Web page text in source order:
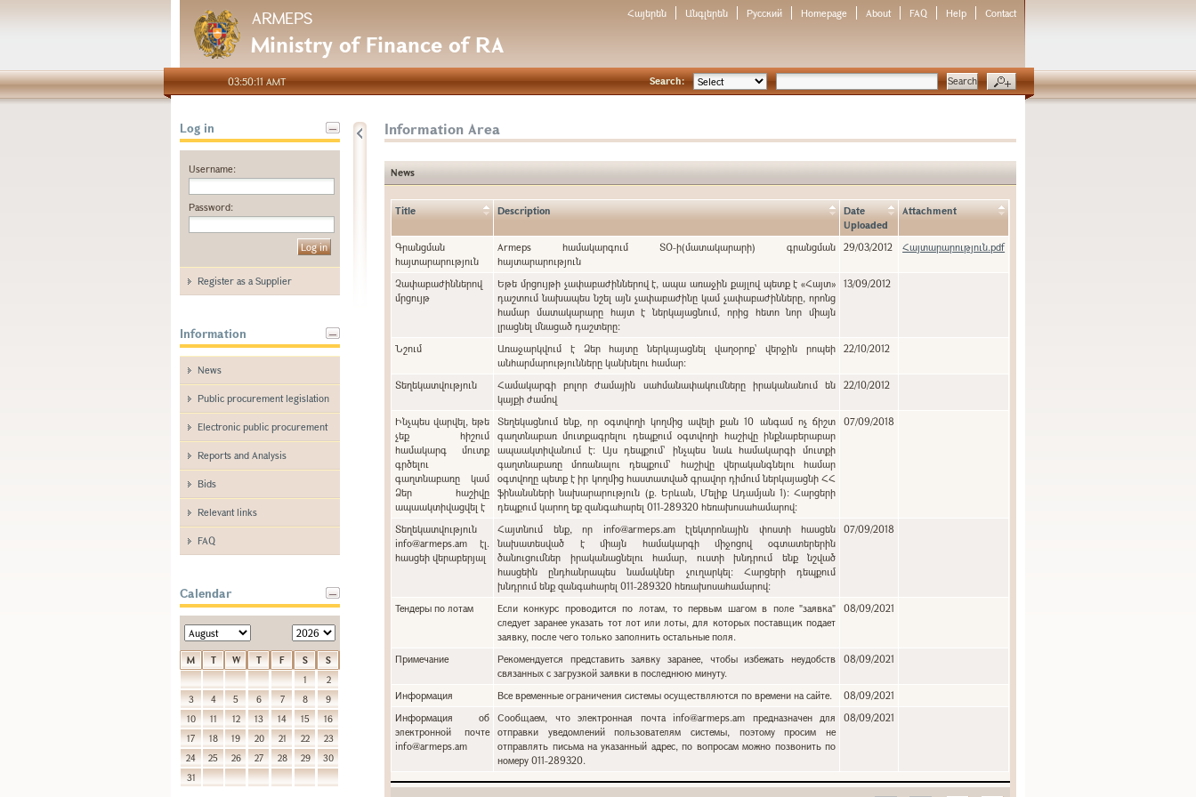
ARMEPS
Ministry of Finance of RA
Հայերեն Անգլերեն Русский Homepage About FAQ Help Contact
03:50:11 AMT Search:
Log in
Username:
Password:
Register as a Supplier
Information
News
Public procurement legislation
Electronic public procurement
Reports and Analysis
Bids
Relevant links
FAQ
Calendar
M T W T F S
S
1
2
3
4 5 6 7 8
9
10
11 12 13 14 15
16
17
18 19 20 21 22
23
24
25 26 27 28 29
30
31
Information Area
News
Title Description
Date
Uploaded
Attachment
Գրանցման
հայտարարություն
Armeps համակարգում ՏՕ-ի(մատակարարի) գրանցման
հայտարարություն
29/03/2012 Հայտարարություն.pdf
Չափաբաժիններով
մրցույթ
Եթե մրցույթի չափաբաժիններով է, ապա առաջին քայլով պետք է «Հայտ»
դաշտում նախապես նշել այն չափաբաժինը կամ չափաբաժինները, որոնց
համար մատակարարը հայտ է ներկայացնում, որից հետո նոր միայն
լրացնել մնացած դաշտերը:
13/09/2012
Նշում
Առաջարկվում է Ձեր հայտը ներկայացնել վաղօրոք` վերջին րոպեի
անհարմարությունները կանխելու համար:
22/10/2012
Տեղեկատվություն
Համակարգի բոլոր ժամային սահմանափակումները իրականանում են
կայքի ժամով
22/10/2012
Ինչպես վարվել, եթե
չեք հիշում
համակարգ մուտք
գրծելու
գաղտնաբառը կամ
Ձեր հաշիվը
ապաակտիվացվել է
Տեղեկացնում ենք, որ օգտվողի կողմից ավելի քան 10 անգամ ոչ ճիշտ
գաղտնաբառ մուտքագրելու դեպքում օգտվողի հաշիվը ինքնաբերաբար
ապաակտիվանում է: Այս դեպքում` ինչպես նաև համակարգի մուտքի
գաղտնաբառը մոռանալու դեպքում՝ հաշիվը վերականգնելու համար
օգտվողը պետք է իր կողմից հաստատված գրավոր դիմում ներկայացնի ՀՀ
ֆինանսների նախարարություն (ք. Երևան, Մելիք Ադամյան 1): Հարցերի
դեպքում կարող եք զանգահարել 011-289320 հեռախոսահամարով:
07/09/2018
Տեղեկատվություն
info@armeps.am էլ.
հասցեի վերաբերյալ
Հայտնում ենք, որ info@armeps.am էլեկտրոնային փոստի հասցեն
նախատեսված է միայն համակարգի միջոցով օգտատերերին
ծանուցումներ իրականացնելու համար, ուստի խնդրում ենք նշված
հասցեին ընդհանրապես նամակներ չուղարկել: Հարցերի դեպքում
խնդրում ենք զանգահարել 011-289320 հեռախոսահամարով:
07/09/2018
Тендеры по лотам
Если конкурс проводится по лотам, то первым шагом в поле "заявка"
следует заранее указать тот лот или лоты, для которых поставщик подает
заявку, после чего только заполнить остальные поля.
08/09/2021
Примечание
Рекомендуется представить заявку заранее, чтобы избежать неудобств
связанных с загрузкой заявки в последнюю минуту.
08/09/2021
Информация Все временные ограничения системы осуществляются по времени на сайте.
08/09/2021
Информация об
электронной почте
info@armeps.am
Сообщаем, что электронная почта info@armeps.am предназначен для
отправки уведомлений пользователям системы, поэтому просим не
отправлять письма на указанный адрес, по вопросам можно позвонить по
номеру 011-289320.
08/09/2021